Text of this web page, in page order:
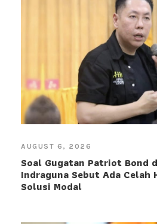
AUGUST 6, 2026
Soal Gugatan Patriot Bond
Indraguna Sebut Ada Celah
Solusi Modal